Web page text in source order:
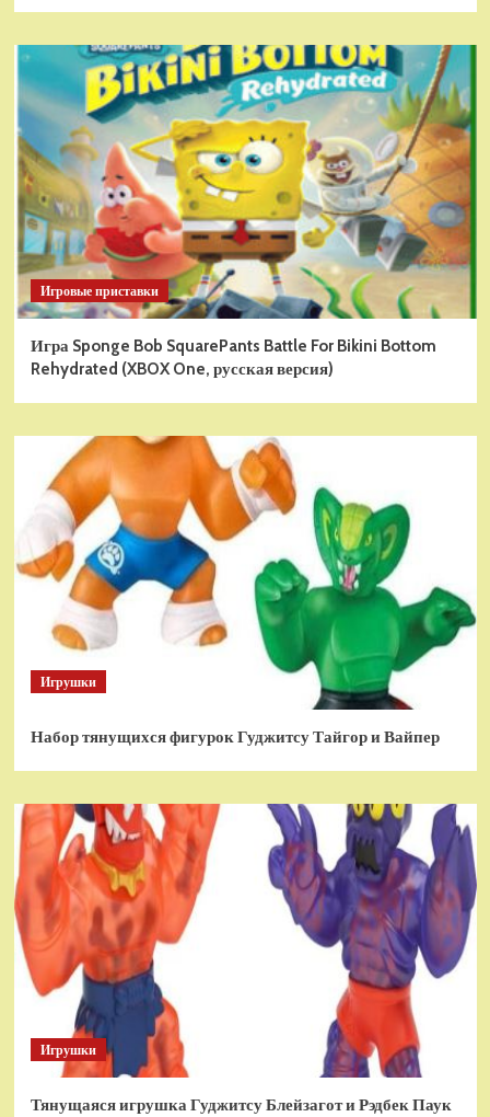
Игровые приставки
Игра Sponge Bob SquarePants Battle For Bikini Bottom
Rehydrated (XBOX One, русская версия)
Игрушки
Набор тянущихся фигурок Гуджитсу Тайгор и Вайпер
Игрушки
Тянущаяся игрушка Гуджитсу Блейзагот и Рэдбек Паук